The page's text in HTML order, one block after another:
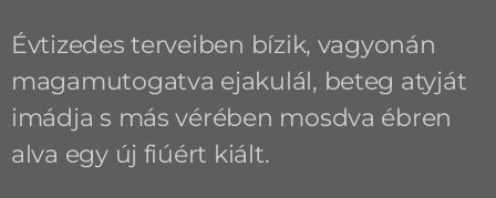
Évtizedes terveiben bízik, vagyonán
magamutogatva ejakulál, beteg atyját
imádja s más vérében mosdva ébren
alva egy új fiúért kiált.